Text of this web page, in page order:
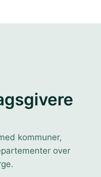
kommuner,
over